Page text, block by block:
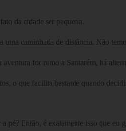
da cidade ser pequena.
caminhada de distância. Não
for rumo a Santarém, há
o que facilita bastante quando
pé? Então, é exatamente isso que